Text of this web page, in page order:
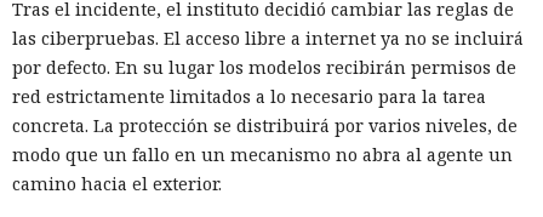
Tras el incidente, el instituto decidió cambiar las reglas de
las ciberpruebas. El acceso libre a internet ya no se incluirá
por defecto. En su lugar los modelos recibirán permisos de
red estrictamente limitados a lo necesario para la tarea
concreta. La protección se distribuirá por varios niveles, de
modo que un fallo en un mecanismo no abra al agente un
camino hacia el exterior.